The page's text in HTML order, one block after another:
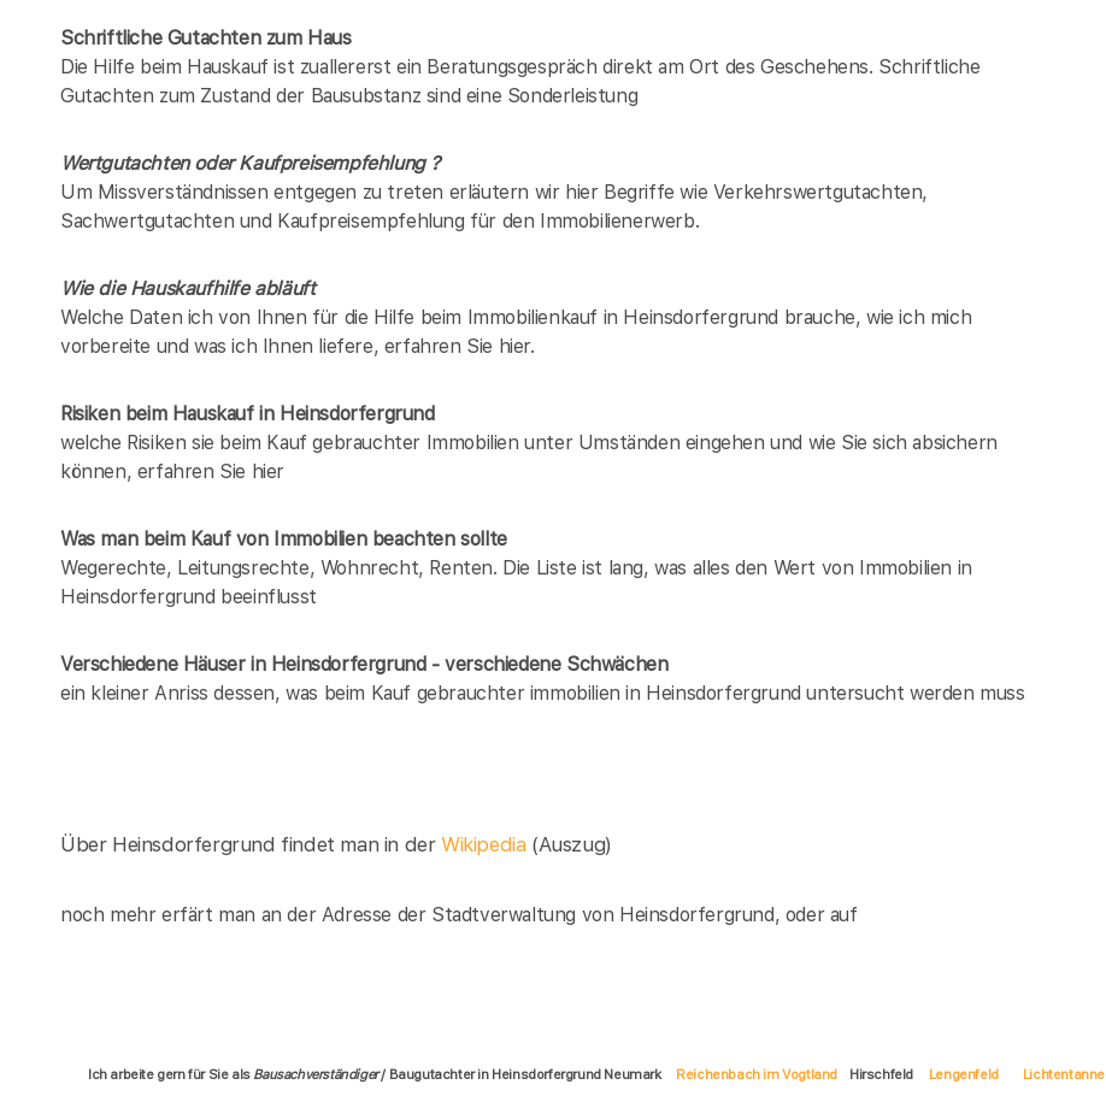
Schriftliche Gutachten zum Haus
Die Hilfe beim Hauskauf ist zuallererst ein Beratungsgespräch direkt am Ort des Geschehens. Schriftliche
Gutachten zum Zustand der Bausubstanz sind eine Sonderleistung
Wertgutachten oder Kaufpreisempfehlung ?
Um Missverständnissen entgegen zu treten erläutern wir hier Begriffe wie Verkehrswertgutachten,
Sachwertgutachten und Kaufpreisempfehlung für den Immobilienerwerb.
Wie die Hauskaufhilfe abläuft
Welche Daten ich von Ihnen für die Hilfe beim Immobilienkauf in Heinsdorfergrund brauche, wie ich mich
vorbereite und was ich Ihnen liefere, erfahren Sie hier.
Risiken beim Hauskaufin Heinsdorfergrund
welche Risiken sie beim Kauf gebrauchter Immobilien unter Umständen eingehen und wie Sie sich absichern
können, erfahren Sie hier
Was man beim Kauf von Immobilien beachten sollte
Wegerechte, Leitungsrechte, Wohnrecht, Renten. Die Liste ist lang, was alles den Wert von Immobilien in
Heinsdorfergrund beeinflusst
Verschiedene Häuser in Heinsdorfergrund - verschiedene Schwächen
ein kleiner Anriss dessen, was beim Kauf gebrauchter immobilien in Heinsdorfergrund untersucht werden muss
Über Heinsdorfergrund findet man in derWikipedia (Auszug)
noch mehr erfärt man an der Adresse der Stadtverwaltung von Heinsdorfergrund, oder auf
Ich arbeite gern für Sie als Bausachverständiger/ Baugutachter in Heinsdorfergrund Neumark Reichenbach im Vogtland Hirschfeld Lengenfeld Lichtentanne